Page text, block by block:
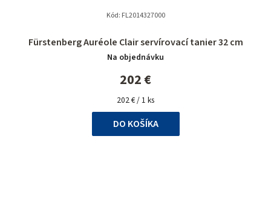
Fürstenberg Auréole Clair servírovací tanier 32 cm
Na objednávku
202 €
Jednotková
cena:
202 € / 1 ks
DO KOŠÍKA
Kód: FL2014327000